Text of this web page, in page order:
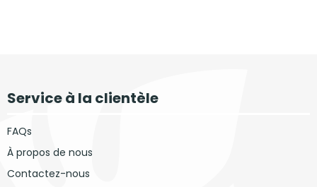
Service à la clientèle
FAQs
À propos de nous
Contactez-nous